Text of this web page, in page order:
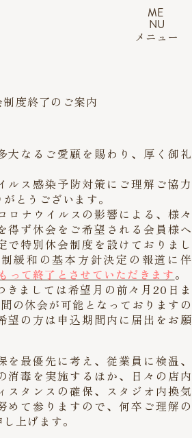
ME
NU
メニュー
度終了のご案内
大なるご愛顧を賜わり、厚く御礼
ルス感染予防対策にご理解ご協力
とうございます。
ロナウイルスの影響による、様々
得ず休会をご希望される会員様へ
で特別休会制度を設けておりまし
緩和の基本方針決定の報道に伴
って終了とさせていただきます。
きましては希望月の前々月20日ま
の休会が可能となっておりますの
望の方は申込期間内に届出をお願
を最優先に考え、従業員に検温、
消毒を実施するほか、日々の店内
スタンスの確保、スタジオ内換気
めて参りますので、何卒ご理解の
上げます。